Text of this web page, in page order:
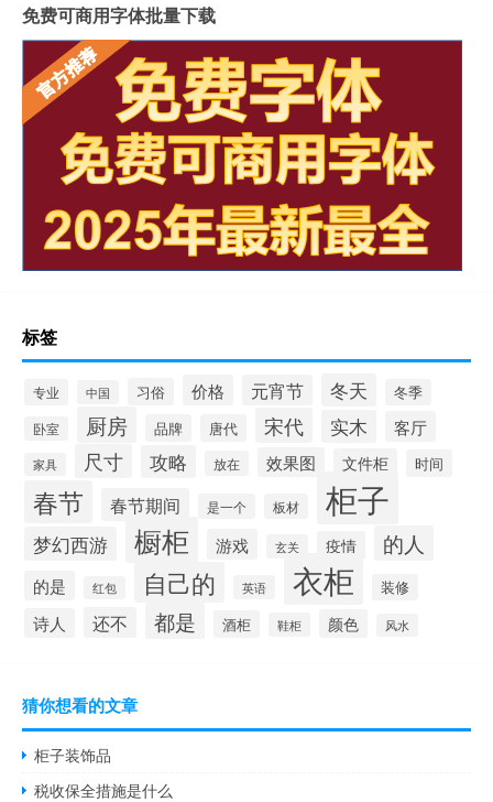
免费可商用字体批量下载
标签
专业 中国 习俗 价格 元宵节 冬天 冬季
卧室 厨房 品牌 唐代 宋代 实木 客厅
家具 尺寸 攻略 放在 效果图 文件柜 时间
春节 春节期间 是一个 板材 柜子
梦幻西游 橱柜 游戏 玄关 疫情 的人
的是 红包 自己的 英语 衣柜 装修
诗人 还不 都是 酒柜 鞋柜 颜色 风水
猜你想看的文章
柜子装饰品
税收保全措施是什么